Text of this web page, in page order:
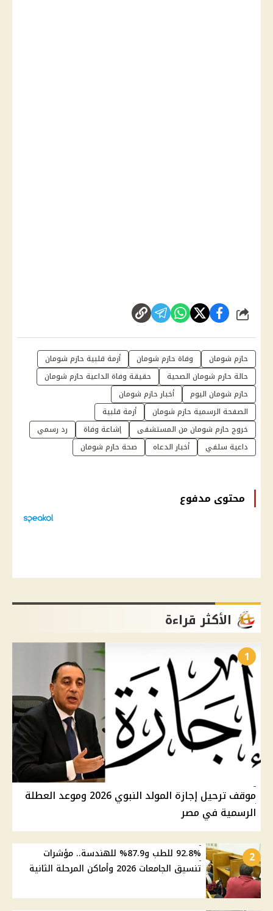
شارك
حازم شومان وفاة حازم شومان
أزمة قلبية حازم شومان
حالة حازم شومان الصحية
حقيقة وفاة الداعية حازم شومان
حازم شومان اليوم
أخبار حازم شومان
الصفحة الرسمية حازم شومان
أزمة قلبية
خروج حازم شومان من المستشفى
إشاعة وفاة
رد رسمي
داعية سلفي
أخبار الدعاه صحة حازم شومان
محتوى مدفوع
الأكثر قراءة
1
موقف ترحيل إجازة المولد النبوي 2026 وموعد العطلة
الرسمية في مصر
2
92.8% للطب و87.9% للهندسة.. مؤشرات
تنسيق الجامعات 2026 وأماكن المرحلة الثانية